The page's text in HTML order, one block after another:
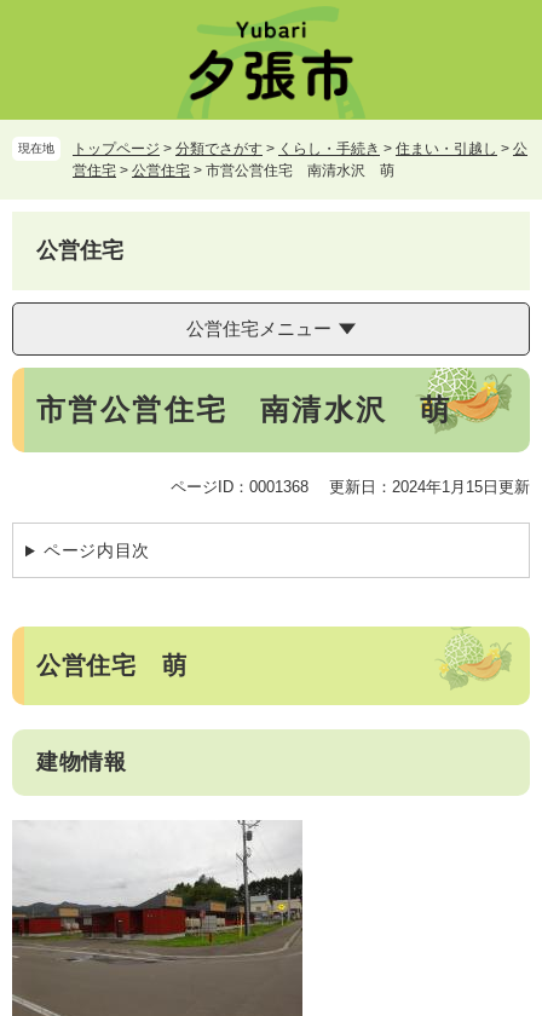
頭
で
飛
ば
て
へ
現在地 トップページ > 分類でさがす > くらし・手続き > 住まい・引越し > 公
営住宅 > 公営住宅 > 市営公営住宅 南清水沢 萌
公営住宅
公営住宅メニュー
本
市営公営住宅 南清水沢 萌
ページID：0001368 更新日：2024年1月15日更新
ページ内目次
公営住宅 萌
建物情報